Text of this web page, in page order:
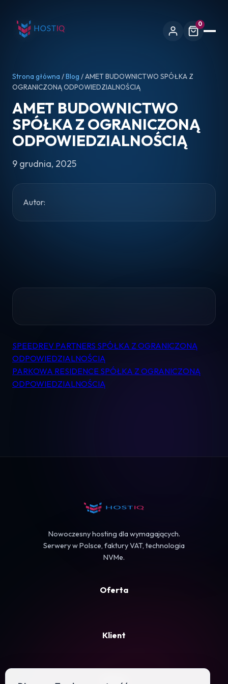
0
Pomoc
Kontakt
Strona główna /Blog / AMET BUDOWNICTWO SPÓŁKA Z
OGRANICZONĄ ODPOWIEDZIALNOŚCIĄ
AMET BUDOWNICTWO
SPÓŁKA Z OGRANICZONĄ
ODPOWIEDZIALNOŚCIĄ
9 grudnia, 2025
Autor:
Nawigacja
wpisu
SPEEDREV PARTNERS SPÓŁKA Z OGRANICZONĄ
ODPOWIEDZIALNOŚCIĄ
PARKOWA RESIDENCE SPÓŁKA Z OGRANICZONĄ
ODPOWIEDZIALNOŚCIĄ
Nowoczesny hosting dla wymagających.
Serwery w Polsce, faktury VAT, technologia
NVMe.
Oferta
Klient
Firma